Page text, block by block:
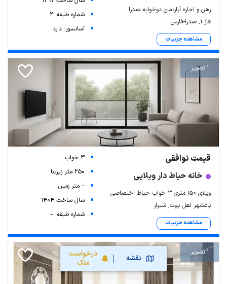
نقشه
درخواست
ملک
رهن و اجاره آپارتمان دوخوابه صدرا
فاز ۱, صدرا-فارس
مشاهده جزییات
شماره طبقه: 2
آسانسور: دارد
1 تصویر
قیمت توافقی
خانه حیاط دار ویلایی
ویلای ۱۵۰ متری ۳ خواب حیاط اختصاصی
باغشهر اهل بیت, شیراز
مشاهده جزییات
3 خواب
250 متر زیربنا
-- متر زمین
سال ساخت 1404
شماره طبقه: --
1 تصویر